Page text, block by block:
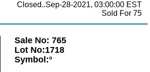
Closed..Sep-28-2021, 03:00:00 EST
Sold For 75
Sale No: 765
Lot No:1718
Symbol:°